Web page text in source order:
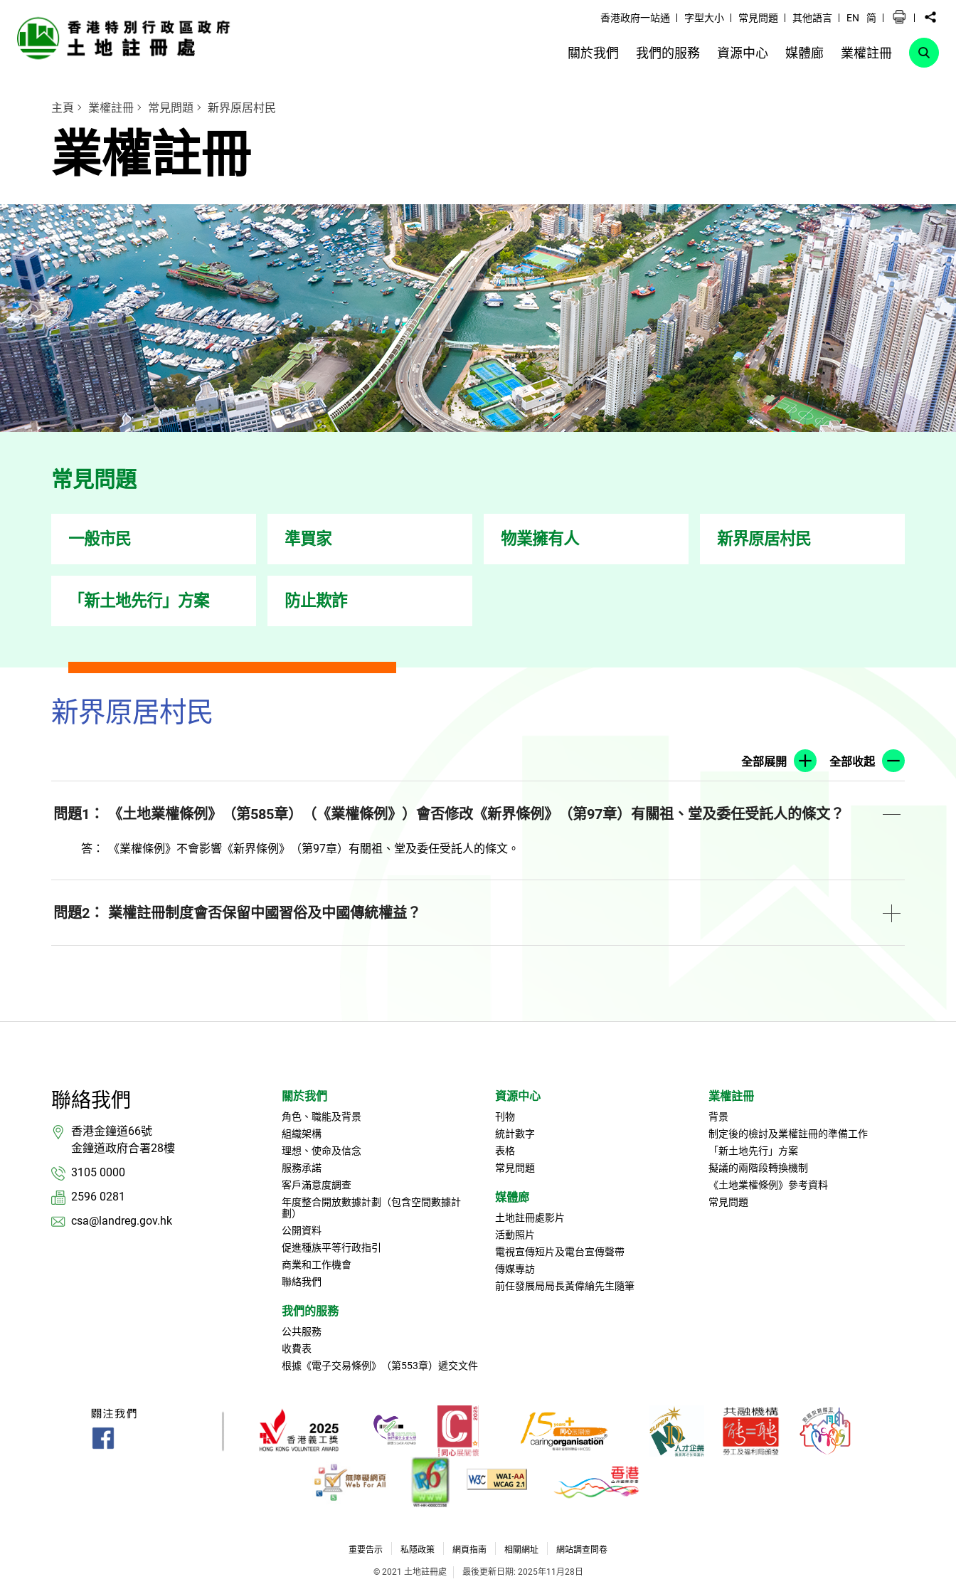
香港政府一站通 字型大小 常見問題 其他語言 EN 简
關於我們 我們的服務 資源中心 媒體廊 業權註冊
主頁 業權註冊 常見問題 新界原居村民
業權註冊
常見問題
一般市民 準買家 物業擁有人 新界原居村民
「新土地先行」方案 防止欺詐
新界原居村民
全部展開 全部收起
問題1： 《土地業權條例》（第585章）（《業權條例》）會否修改《新界條例》（第97章）有關祖、堂及委任受託人的條文？
答： 《業權條例》不會影響《新界條例》（第97章）有關祖、堂及委任受託人的條文。
問題2： 業權註冊制度會否保留中國習俗及中國傳統權益？
聯絡我們
香港金鐘道66號
金鐘道政府合署28樓
3105 0000
2596 0281
csa@landreg.gov.hk
關於我們
角色、職能及背景
組織架構
理想、使命及信念
服務承諾
客戶滿意度調查
年度整合開放數據計劃（包含空間數據計
劃）
公開資料
促進種族平等行政指引
商業和工作機會
聯絡我們
我們的服務
公共服務
收費表
根據《電子交易條例》（第553章）遞交文件
資源中心
刊物
統計數字
表格
常見問題
媒體廊
土地註冊處影片
活動照片
電視宣傳短片及電台宣傳聲帶
傳媒專訪
前任發展局局長黃偉綸先生隨筆
業權註冊
背景
制定後的檢討及業權註冊的準備工作
「新土地先行」方案
擬議的兩階段轉換機制
《土地業權條例》參考資料
常見問題
重要告示 私隱政策 網頁指南 相關網址 網站調查問卷
© 2021 土地註冊處 最後更新日期: 2025年11月28日